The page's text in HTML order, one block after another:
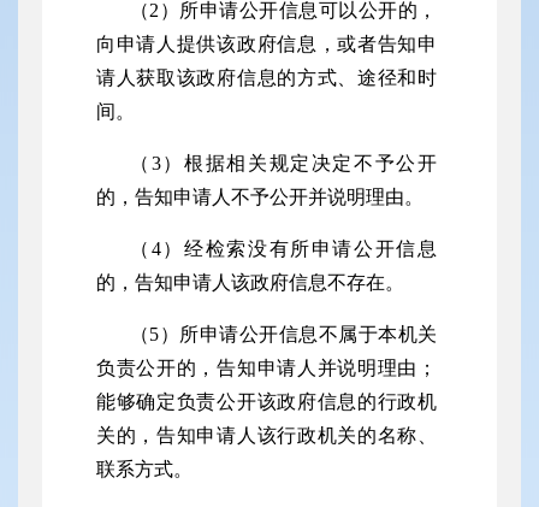
（2）所申请公开信息可以公开的，
向申请人提供该政府信息，或者告知申
请人获取该政府信息的方式、途径和时
间。
（ 3）根据相关规定决定不予公开
的，告知申请人不予公开并说明理由。
（ 4）经检索没有所申请公开信息
的，告知申请人该政府信息不存在。
（5）所申请公开信息不属于本机关
负责公开的，告知申请人并说明理由；
能够确定负责公开该政府信息的行政机
关的，告知申请人该行政机关的名称、
联系方式。